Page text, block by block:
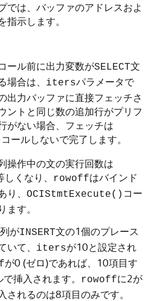
では、バッファのアドレスおよ
指示します。
ール前に出力変数がSELECT文
合は、
itersパラメータで
出力バッファに直接フェッチさ
ントと同じ数の追加行がプリフ
がない場合、フェッチは
ールしないで完了します。
操作中の文の実行回数は
しくなり、 rowoffはバインド
、 OCIStmtExecute() コー
す。
がINSERT文の1個のプレース
て、
itersが10と設定され
が0 (ゼロ)であれば、10項目す
挿入されます。
rowoffに2が
されるのは8項目のみです。